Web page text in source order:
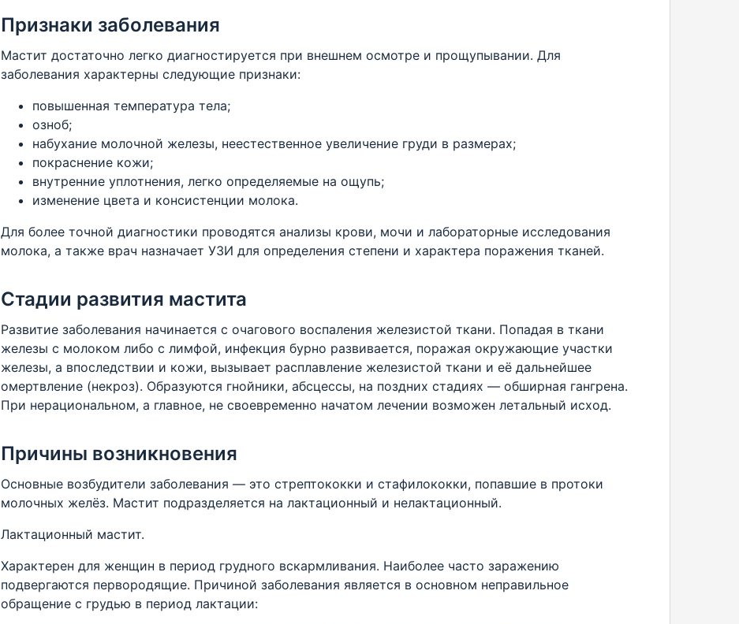
Признаки заболевания
Мастит достаточно легко диагностируется при внешнем осмотре и прощупывании. Для
заболевания характерны следующие признаки:
повышенная температура тела;
озноб;
набухание молочной железы, неестественное увеличение груди в размерах;
покраснение кожи;
внутренние уплотнения, легко определяемые на ощупь;
изменение цвета и консистенции молока.
Для более точной диагностики проводятся анализы крови, мочи и лабораторные исследования
молока, а также врач назначает УЗИ для определения степени и характера поражения тканей.
Стадии развития мастита
Развитие заболевания начинается с очагового воспаления железистой ткани. Попадая в ткани
железы с молоком либо с лимфой, инфекция бурно развивается, поражая окружающие участки
железы, а впоследствии и кожи, вызывает расплавление железистой ткани и её дальнейшее
омертвление (некроз). Образуются гнойники, абсцессы, на поздних стадиях — обширная гангрена.
При нерациональном, а главное, не своевременно начатом лечении возможен летальный исход.
Причины возникновения
Основные возбудители заболевания — это стрептококки и стафилококки, попавшие в протоки
молочных желёз. Мастит подразделяется на лактационный и нелактационный.
Лактационный мастит.
Характерен для женщин в период грудного вскармливания. Наиболее часто заражению
подвергаются первородящие. Причиной заболевания является в основном неправильное
обращение с грудью в период лактации: